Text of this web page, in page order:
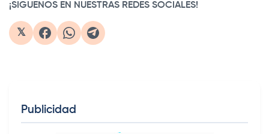
¡SIGUENOS EN NUESTRAS REDES SOCIALES!
𝕏
Publicidad